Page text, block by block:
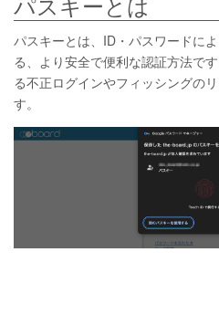
パスキーとは
パスキーとは、ID・パスワードに
る、より安全で便利な認証方法で
る不正ログインやフィッシングの
す。